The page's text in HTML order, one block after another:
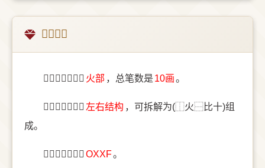
𤇹字概述
〔𤇹〕字部首是 ⽕部 ，总笔数是 10画。
〔𤇹〕字结构是 左右结构 ，可拆解为(⿰火⿱比十)组
成。
〔𤇹〕字五笔是 OXXF。